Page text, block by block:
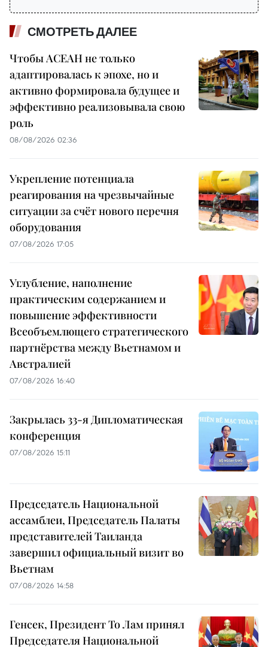
СМОТРЕТЬ ДАЛЕЕ
Чтобы АСЕАН не только
адаптировалась к эпохе, но и
активно формировала будущее и
эффективно реализовывала свою
роль
08/08/2026 02:36
Укрепление потенциала
реагирования на чрезвычайные
ситуации за счёт нового перечня
оборудования
07/08/2026 17:05
Углубление, наполнение
практическим содержанием и
повышение эффективности
Всеобъемлющего стратегического
партнёрства между Вьетнамом и
Австралией
07/08/2026 16:40
Закрылась 33-я Дипломатическая
конференция
07/08/2026 15:11
Председатель Национальной
ассамблеи, Председатель Палаты
представителей Таиланда
завершил официальный визит во
Вьетнам
07/08/2026 14:58
Генсек, Президент То Лам принял
Председателя Национальной